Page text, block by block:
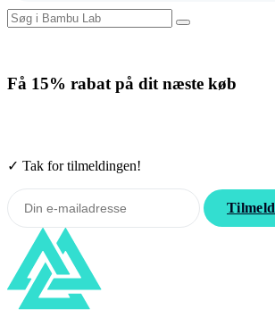
Få 15% rabat på dit næste køb
✓ Tak for tilmeldingen!
Tilmeld